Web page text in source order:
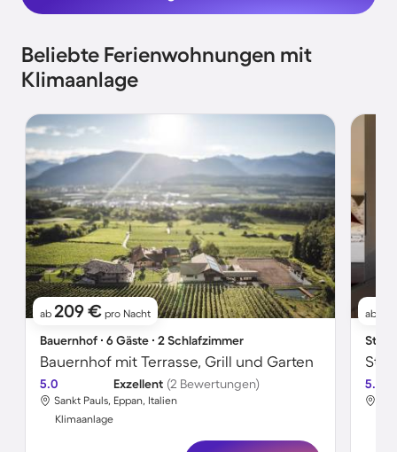
Beliebte Ferienwohnungen mit
Klimaanlage
ab 209 € pro Nacht
Bauernhof ∙ 6 Gäste ∙ 2 Schlafzimmer
Bauernhof mit Terrasse, Grill und Garten
5.0 Exzellent (2 Bewertungen)
Sankt Pauls, Eppan, Italien
Klimaanlage
ab
5.0